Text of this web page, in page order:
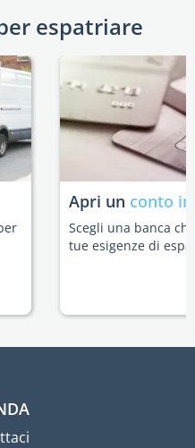
espatriare
Apri un conto
Scegli una banca
tue esigenze di